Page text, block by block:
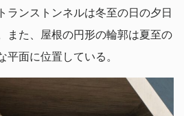
ランストンネルは冬至の日の夕日
また、屋根の円形の輪郭は夏至の
面に位置している。